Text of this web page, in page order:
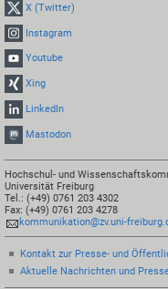
X (Twitter)
Instagram
Youtube
Xing
LinkedIn
Mastodon
Hochschul- und
Universität Freiburg
Tel.: (+49) 0761 203 4302
Fax: (+49) 0761 203 4278
kommunikation@zv.uni-
Kontakt zur Presse- und
Aktuelle Nachrichten und